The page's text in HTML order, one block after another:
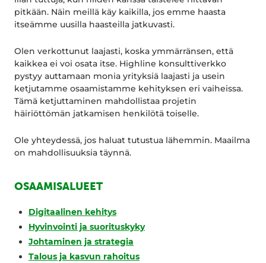
pitkään. Näin meillä käy kaikilla, jos emme haasta
itseämme uusilla haasteilla jatkuvasti.
Olen verkottunut laajasti, koska ymmärränsen, että
kaikkea ei voi osata itse. Highline konsulttiverkko
pystyy auttamaan monia yrityksiä laajasti ja usein
ketjutamme osaamistamme kehityksen eri vaiheissa.
Tämä ketjuttaminen mahdollistaa projetin
häiriöttömän jatkamisen henkilötä toiselle.
Ole yhteydessä, jos haluat tutustua lähemmin. Maailma
on mahdollisuuksia täynnä.
OSAAMISALUEET
Digitaalinen kehitys
Hyvinvointi ja suorituskyky
Johtaminen ja strategia
Talous ja kasvun rahoitus